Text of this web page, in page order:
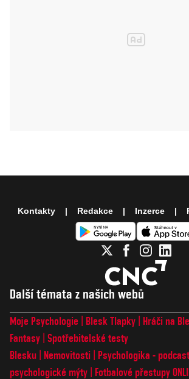
Další témata z našich webů
Moje Psychologie Blesk Tlapky Hráči na
Fantasy Spotřebitelské testy
Blesku
Nemovitosti
Psychologika -
psychologické mýty
Fotbalové přestupy
Kontakty Redakce Inzerce